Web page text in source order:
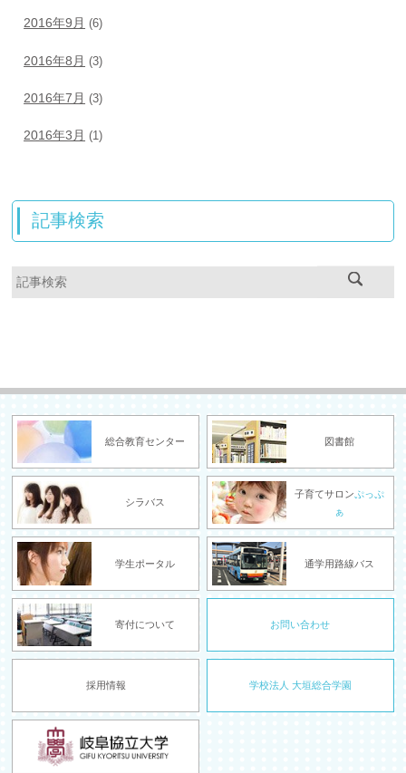
2016年9月 (6)
2016年8月 (3)
2016年7月 (3)
2016年3月 (1)
記事検索
総合教育センター 図書館
シラバス
子育てサロンぷっぷ
ぁ
学生ポータル 通学用路線バス
寄付について お問い合わせ
採用情報 学校法人 大垣総合学園